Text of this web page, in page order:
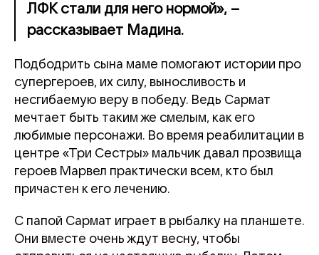
ЛФК стали для него нормой», –
рассказывает Мадина.
Подбодрить сына маме помогают истории про
супергероев, их силу, выносливость и
несгибаемую веру в победу. Ведь Сармат
мечтает быть таким же смелым, как его
любимые персонажи. Во время реабилитации в
центре «Три Сестры» мальчик давал прозвища
героев Марвел практически всем, кто был
причастен к его лечению.
С папой Сармат играет в рыбалку на планшете.
Они вместе очень ждут весну, чтобы